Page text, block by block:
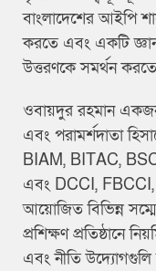
বাংলাদেশের আইপি
করতে এবং একটি
উত্তরণকে সমর্থন
ওবায়দুর রহমান একজন
এবং পরামর্শদাতা
BIAM, BITAC,
এবং DCCI, FBCCI,
আয়োজিত বিভিন্ন
প্রশিক্ষণ প্রতিষ্ঠানে
এবং নীতি উদ্যোগগুলি